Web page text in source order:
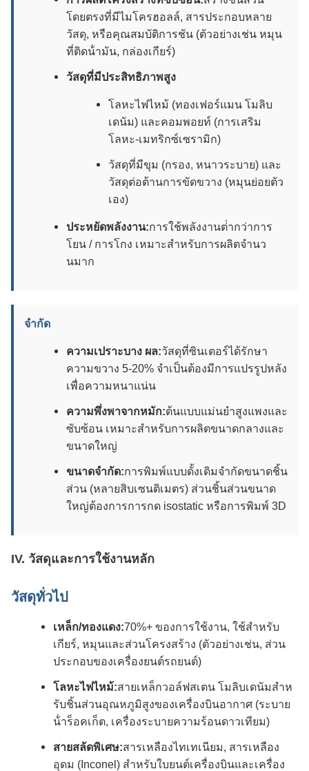
โดยตรงที่มีไมโครฮอลล์, สารประกอบหลาย
วัสดุ, หรือคุณสมบัติการชัน (ตัวอย่างเช่น หมุน
ที่ติดน้ํามัน, กล่องเกียร์)
วัสดุที่มีประสิทธิภาพสูง
โลหะไฟไหม้ (ทองเฟอร์แมน โมลิบ
เดนัม) และคอมพอยท์ (การเสริม
โลหะ-เมทริกซ์เซรามิก)
วัสดุที่มีขุม (กรอง, หนาวระบาย) และ
วัสดุต่อต้านการขัดขวาง (หมุนย่อยตัว
เอง)
ประหยัดพลังงาน:การใช้พลังงานต่ํากว่าการ
โยน / การโกง เหมาะสําหรับการผลิตจํานว
นมาก
จํากัด
ความเปราะบาง ผล:วัสดุที่ซินเตอร์ได้รักษา
ความขวาง 5-20% จําเป็นต้องมีการแปรรูปหลัง
เพื่อความหนาแน่น
ความพึ่งพาจากหมัก:ต้นแบบแม่นยําสูงแพงและ
ซับซ้อน เหมาะสําหรับการผลิตขนาดกลางและ
ขนาดใหญ่
ขนาดจํากัด:การพิมพ์แบบดั้งเดิมจํากัดขนาดชิ้น
ส่วน (หลายสิบเซนติเมตร) ส่วนชิ้นส่วนขนาด
ใหญ่ต้องการการกด isostatic หรือการพิมพ์ 3D
IV. วัสดุและการใช้งานหลัก
วัสดุทั่วไป
เหล็ก/ทองแดง:70%+ ของการใช้งาน, ใช้สําหรับ
เกียร์, หมุนและส่วนโครงสร้าง (ตัวอย่างเช่น, ส่วน
ประกอบของเครื่องยนต์รถยนต์)
โลหะไฟไหม้:สายเหล็กวอล์ฟสเตน โมลิบเดนัมสําห
รับชิ้นส่วนอุณหภูมิสูงของเครื่องบินอากาศ (ระบาย
น้ําร็อคเก็ต, เครื่องระบายความร้อนดาวเทียม)
สายสลัดพิเศษ:สารเหลืองไทเทเนียม, สารเหลือง
อุดม (Inconel) สําหรับใบยนต์เครื่องบินและเครื่อง